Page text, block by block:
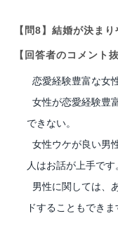
【問8】結婚が決ま
【回答者のコメント抜
恋愛経験豊富な女
女性が恋愛経験豊
できない。
女性ウケが良い男
人はお話が上手です
男性に関しては、
ドすることもでき